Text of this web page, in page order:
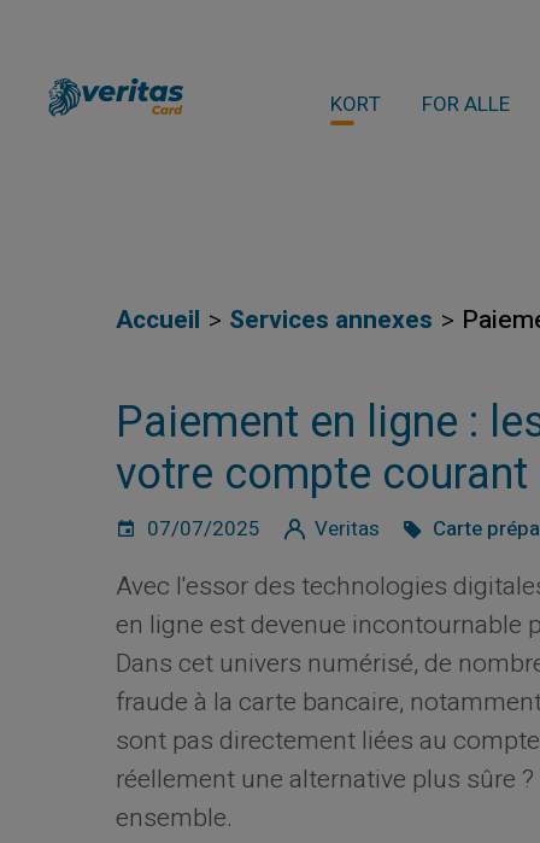
KORT FOR ALLE
Accueil Services annexes
Paiement en ligne :
votre compte
07/07/2025 Veritas Carte
Avec l'essor des technologies
en ligne est devenue incontournable
Dans cet univers numérisé, de
fraude à la carte bancaire,
sont pas directement liées au
réellement une alternative plus sûre
ensemble.